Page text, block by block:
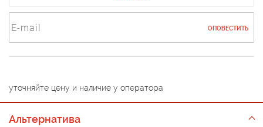
ОПОВЕСТИТЬ
уточняйте цену и наличие у оператора
Альтернатива